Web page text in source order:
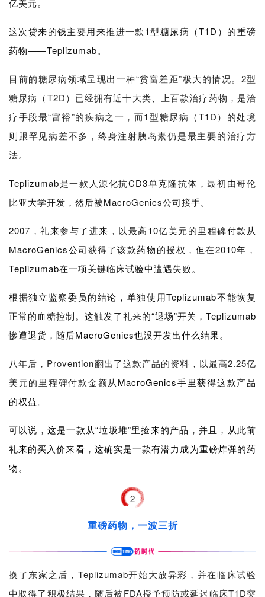
亿美元。
这次贷来的钱主要用来推进一款1型糖尿病（T1D）的重磅
药物——Teplizumab。
目前的糖尿病领域呈现出一种“贫富差距”极大的情况。2型
糖尿病（T2D）已经拥有近十大类、上百款治疗药物，是治
疗手段最“富裕”的疾病之一，而1型糖尿病（T1D）的处境
则跟罕见病差不多，终身注射胰岛素仍是最主要的治疗方
法。
Teplizumab是一款人源化抗CD3单克隆抗体，最初由哥伦
比亚大学开发，然后被MacroGenics公司接手。
2007，礼来参与了进来，以最高10亿美元的里程碑付款从
MacroGenics公司获得了该款药物的授权，但在2010年，
Teplizumab在一项关键临床试验中遭遇失败。
根据独立监察委员的结论，单独使用Teplizumab不能恢复
正常的血糖控制。这触发了礼来的“退场”开关，Teplizumab
惨遭退货，随后MacroGenics也没开发出什么结果。
八年后，Provention翻出了这款产品的资料，以最高2.25亿
美元的里程碑付款金额从 MacroGenics手里获得这款产品
的权益。
可以说，这是一款从“垃圾堆”里捡来的产品，并且，从此前
礼来的买入价来看，这确实是一款有潜力成为重磅炸弹的药
物。
2
重磅药物，一波三折
换了东家之后，Teplizumab开始大放异彩，并在临床试验
中取得了积极结果，随后被FDA授予预防或延迟临床T1D突